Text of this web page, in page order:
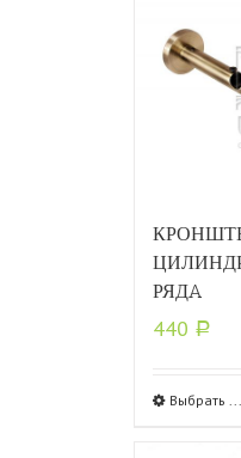
РЯДA
440 Р
Выбрать ...